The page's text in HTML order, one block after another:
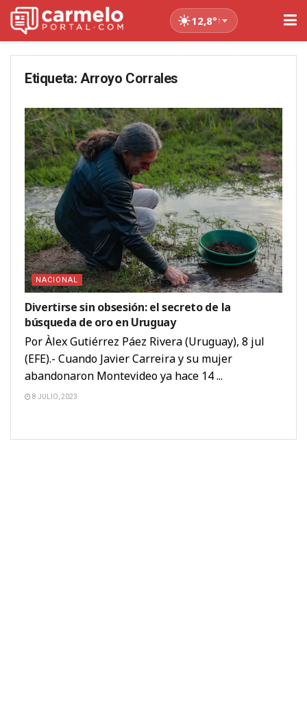
12,8°↑
Etiqueta: Arroyo Corrales
NACIONAL
Divertirse sin obsesión: el secreto de la
búsqueda de oro en Uruguay
Por Àlex Gutiérrez Páez Rivera (Uruguay), 8 jul
(EFE).- Cuando Javier Carreira y su mujer
abandonaron Montevideo ya hace 14 ...
8 JULIO, 2023